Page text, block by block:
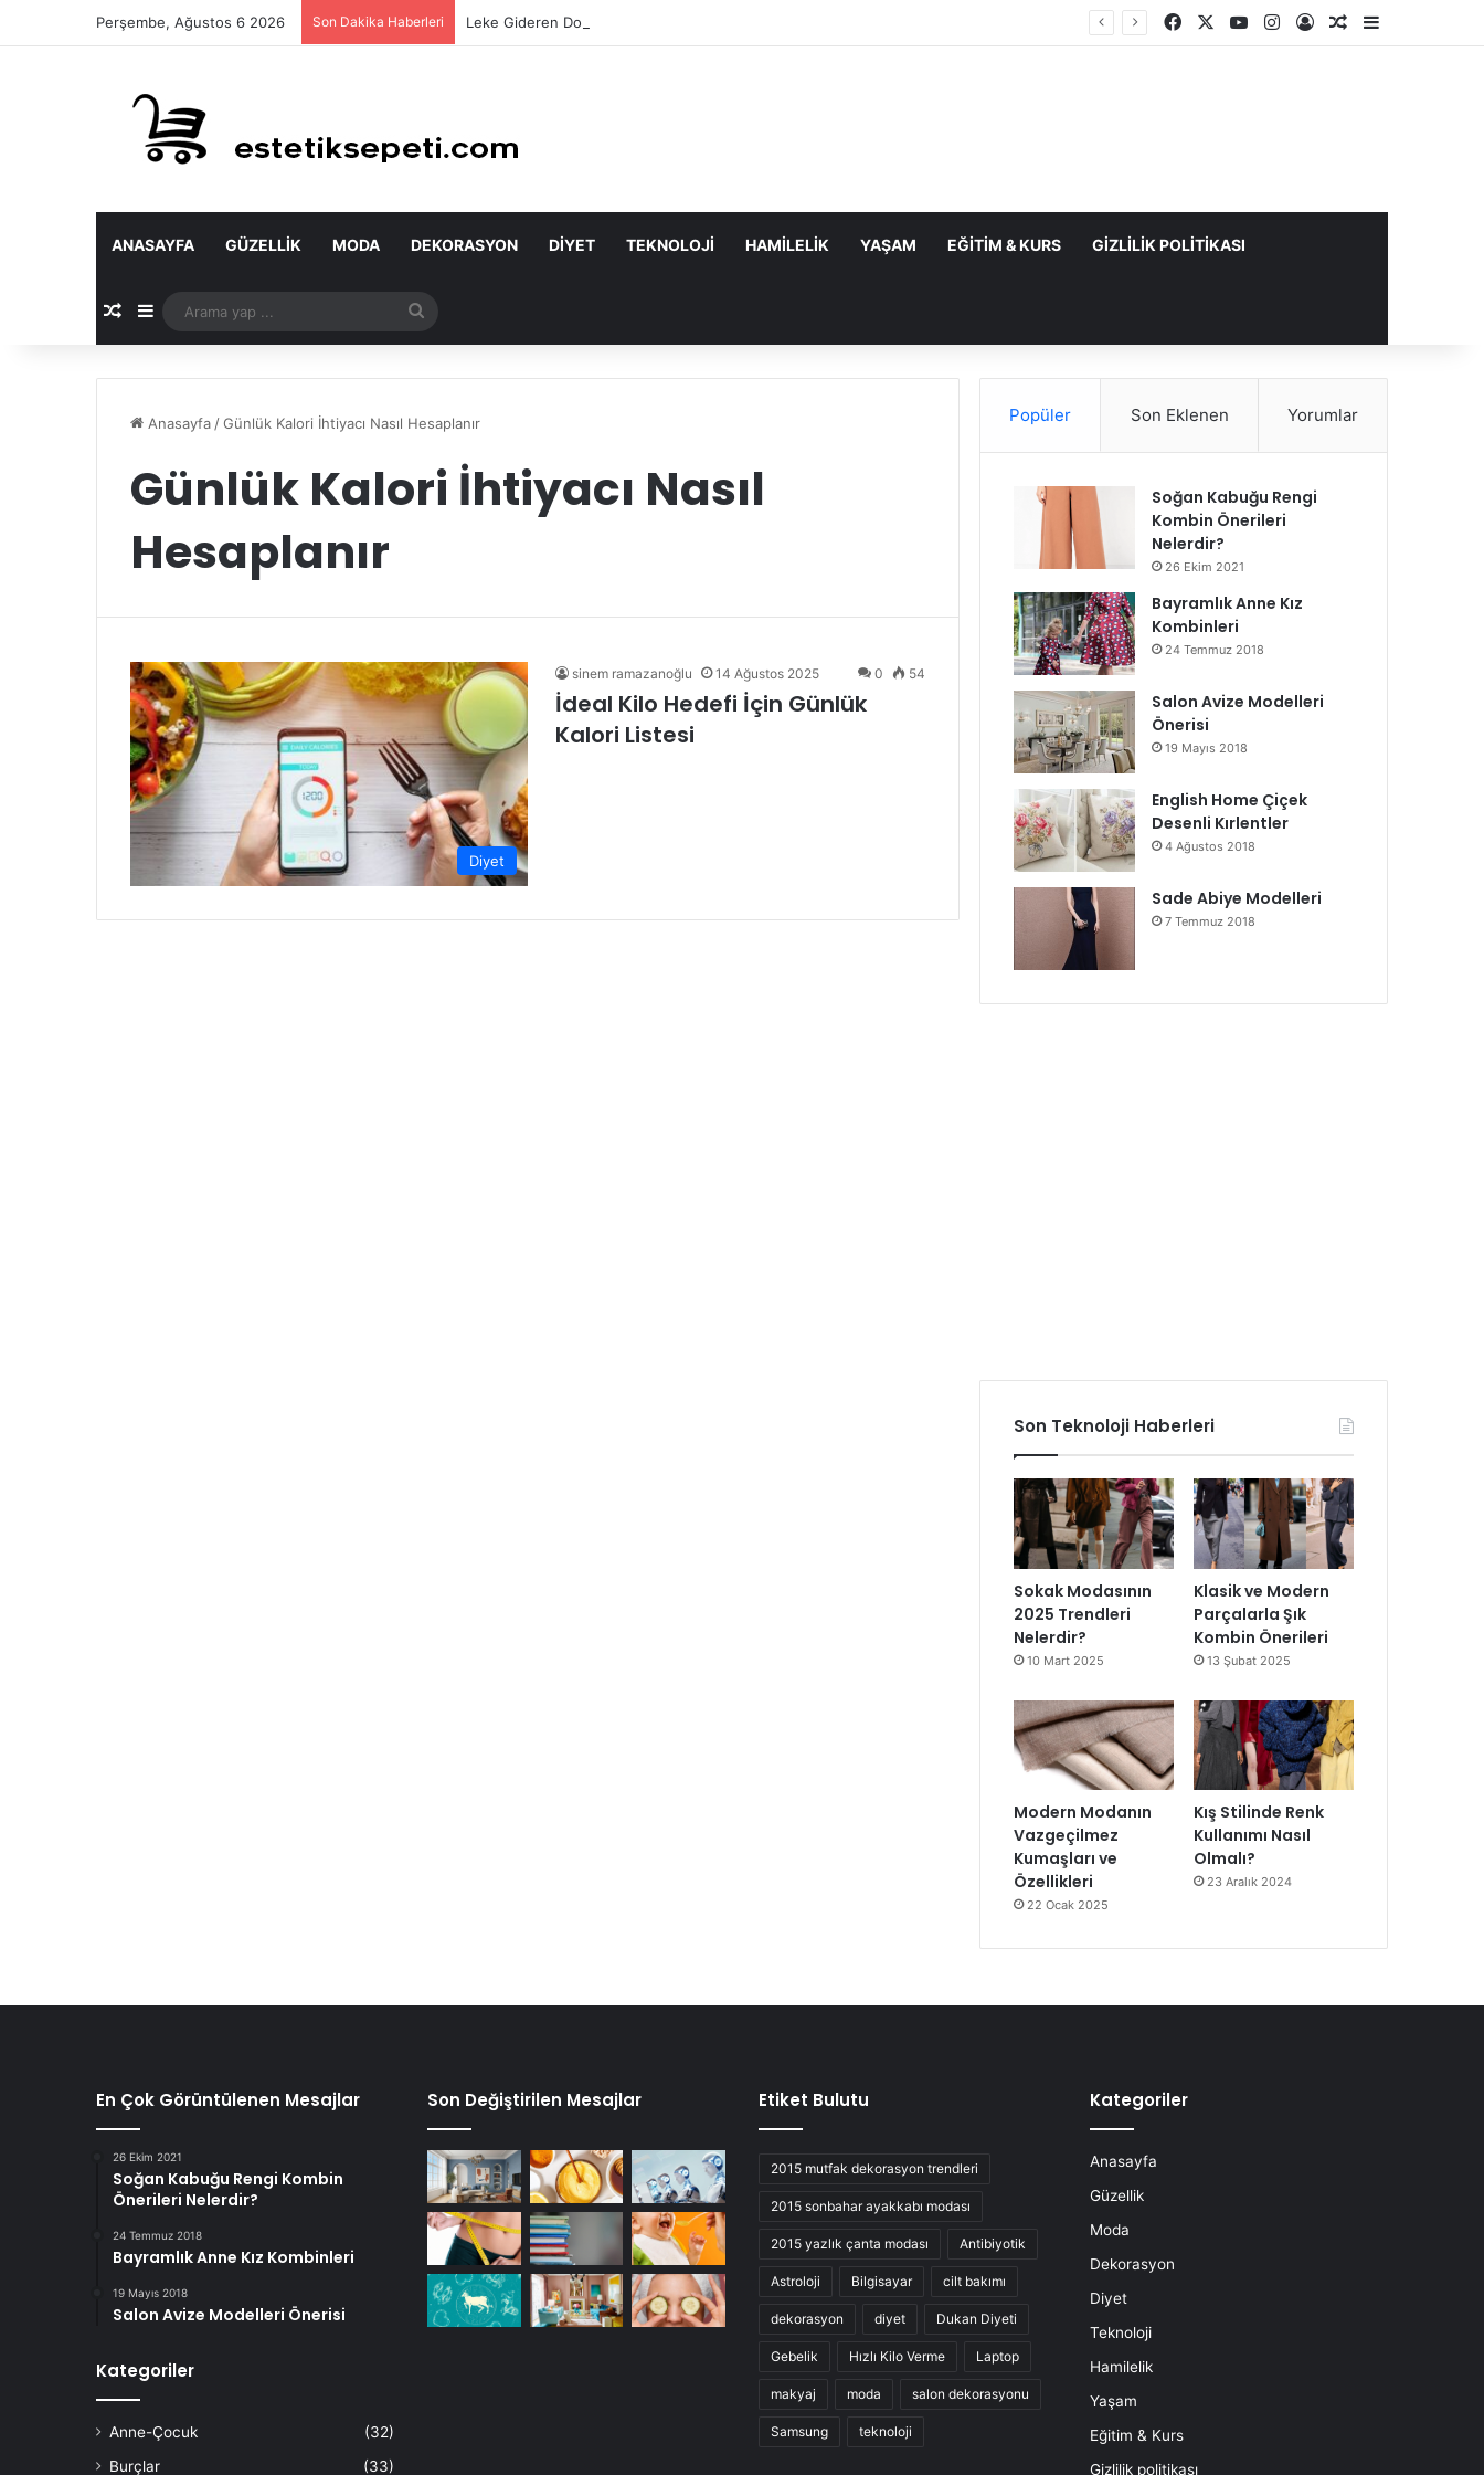
Perşembe, Ağustos 6 2026 Son Dakika Haberleri Leke Gideren Doğal Maskeler Nasıl Yapılır? FacebookYouTubeInstagram
Kayıt OlRastgele Makale
Kenar
ANASAYFA GÜZELLIK MODA DEKORASYON DIYET TEKNOLOJI HAMILELIK YAŞAM EĞITIM & KURS GIZLILIK POLITIKASI
Rastgele Makale
Kenar Bölmesi
yap
Anasayfa /Günlük Kalori İhtiyacı Nasıl Hesaplanır
Günlük Kalori İhtiyacı Nasıl
Hesaplanır
Diyet
sinem ramazanoğlu 14 Ağustos 2025 0 54
İdeal Kilo Hedefi İçin Günlük
Kalori Listesi
Popüler Son Eklenen Yorumlar
Soğan Kabuğu Rengi
Kombin Önerileri
Nelerdir?
26 Ekim 2021
Bayramlık Anne Kız
Kombinleri
24 Temmuz 2018
Salon Avize Modelleri
Önerisi
19 Mayıs 2018
English Home Çiçek
Desenli Kırlentler
4 Ağustos 2018
Sade Abiye Modelleri
7 Temmuz 2018
Son Teknoloji Haberleri
Sokak Modasının
2025 Trendleri
Nelerdir?
10 Mart 2025
Klasik ve Modern
Parçalarla Şık
Kombin Önerileri
13 Şubat 2025
Modern Modanın
Vazgeçilmez
Kumaşları ve
Özellikleri
22 Ocak 2025
Kış Stilinde Renk
Kullanımı Nasıl
Olmalı?
23 Aralık 2024
En Çok Görüntülenen Mesajlar
26 Ekim 2021
Soğan Kabuğu Rengi Kombin
Önerileri Nelerdir?
24 Temmuz 2018
Bayramlık Anne Kız Kombinleri
19 Mayıs 2018
Salon Avize Modelleri Önerisi
Kategoriler
Anne-Çocuk
(32)
Burçlar
(33)
Son Değiştirilen Mesajlar Etiket Bulutu
2015 mutfak dekorasyon trendleri
2015 sonbahar ayakkabı modası
2015 yazlık çanta modası Antibiyotik
Astroloji Bilgisayar cilt bakımı
dekorasyon diyet Dukan Diyeti
Gebelik Hızlı Kilo Verme Laptop
makyaj moda salon dekorasyonu
Samsung teknoloji
Kategoriler
Anasayfa
Güzellik
Moda
Dekorasyon
Diyet
Teknoloji
Hamilelik
Yaşam
Eğitim & Kurs
Gizlilik politikası